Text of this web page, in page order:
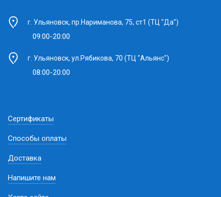
г. Ульяновск, пр.Нариманова, 75, ст1 (ТЦ "Да")
09:00-20:00
г. Ульяновск, ул.Рябикова, 70 (ТЦ "Альянс")
08:00-20:00
Сертификаты
Способы оплаты
Доставка
Напишите нам